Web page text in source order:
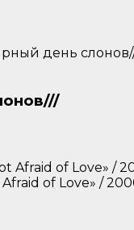
день
of Love» /